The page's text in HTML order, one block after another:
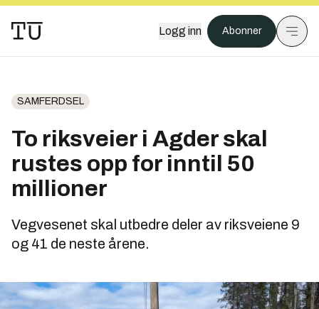
Logg inn Abonner
SAMFERDSEL
To riksveier i Agder skal
rustes opp for inntil 50
millioner
Vegvesenet skal utbedre deler av riksveiene 9
og 41 de neste årene.